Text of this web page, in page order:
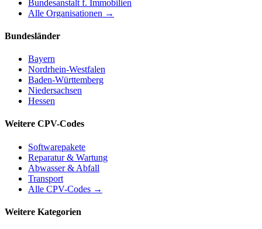
Bundesanstalt f. Immobilien
Alle Organisationen →
Bundesländer
Bayern
Nordrhein-Westfalen
Baden-Württemberg
Niedersachsen
Hessen
Weitere CPV-Codes
Softwarepakete
Reparatur & Wartung
Abwasser & Abfall
Transport
Alle CPV-Codes →
Weitere Kategorien